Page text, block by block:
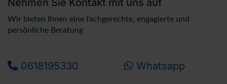
Nehmen Sie Kontakt mit uns auf
Wir bieten Ihnen eine fachgerechte, engagierte und
persönliche Beratung
0618195330
0618195330 Whatsapp
Whatsapp